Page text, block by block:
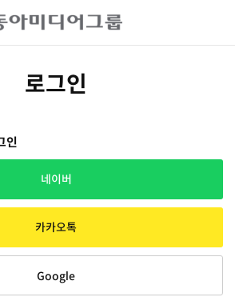
로그인
인
네이버
카카오톡
Google